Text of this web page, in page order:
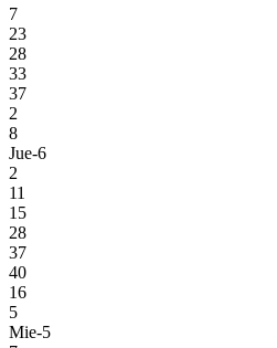
7
23
28
33
37
2
8
Jue-6
2
11
15
28
37
40
16
5
Mie-5